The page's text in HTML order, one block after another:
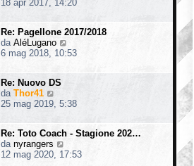
g
o
e
s
a
g
g
t
m
o
m
e
s
a
g
g
o
u
t
e
s
a
g
g
18 apr 2017, 14:20
Re: Pagellone 2017/2018
da AléLugano
e
i
t
m
o
e
6 mag 2018, 10:53
Re: Nuovo DS
da Thor41
e
i
u
t
25 mag 2019, 5:38
Re: Toto Coach - Stagione 202…
da nyrangers
e
12 mag 2020, 17:53